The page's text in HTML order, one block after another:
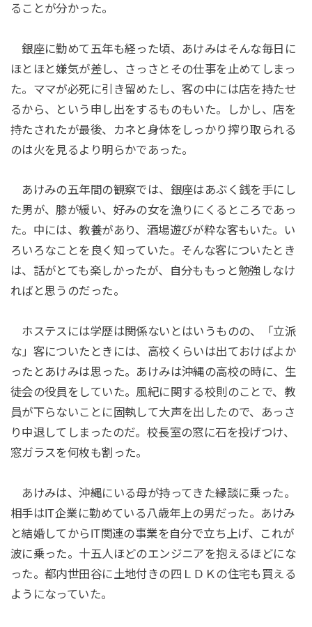
ることが分かった。
銀座に勤めて五年も経った頃、あけみはそんな毎日に
ほとほと嫌気が差し、さっさとその仕事を止めてしまっ
た。ママが必死に引き留めたし、客の中には店を持たせ
るから、という申し出をするものもいた。しかし、店を
持たされたが最後、カネと身体をしっかり搾り取られる
のは火を見るより明らかであった。
あけみの五年間の観察では、銀座はあぶく銭を手にし
た男が、膝が緩い、好みの女を漁りにくるところであっ
た。中には、教養があり、酒場遊びが粋な客もいた。い
ろいろなことを良く知っていた。そんな客についたとき
は、話がとても楽しかったが、自分ももっと勉強しなけ
ればと思うのだった。
ホステスには学歴は関係ないとはいうものの、「立派
な」客についたときには、高校くらいは出ておけばよか
ったとあけみは思った。あけみは沖縄の高校の時に、生
徒会の役員をしていた。風紀に関する校則のことで、教
員が下らないことに固執して大声を出したので、あっさ
り中退してしまったのだ。校長室の窓に石を投げつけ、
窓ガラスを何枚も割った。
あけみは、沖縄にいる母が持ってきた縁談に乗った。
相手はIT企業に勤めている八歳年上の男だった。あけみ
と結婚してからIT関連の事業を自分で立ち上げ、これが
波に乗った。十五人ほどのエンジニアを抱えるほどにな
った。都内世田谷に土地付きの四ＬＤＫの住宅も買える
ようになっていた。